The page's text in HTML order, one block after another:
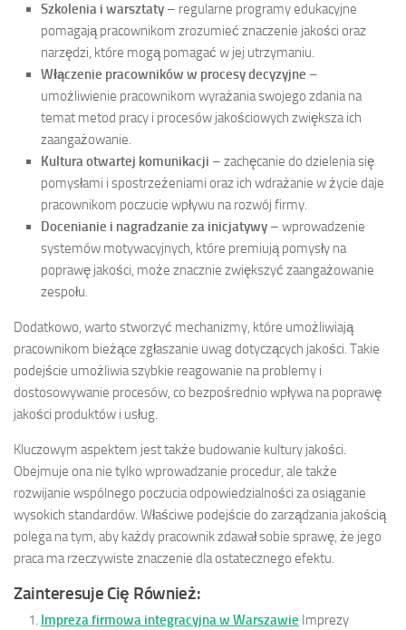
Szkolenia i warsztaty – regularne programy edukacyjne
pomagają pracownikom zrozumieć znaczenie jakości oraz
narzędzi, które mogą pomagać w jej utrzymaniu.
Włączenie pracowników w procesy decyzyjne –
umożliwienie pracownikom wyrażania swojego zdania na
temat metod pracy i procesów jakościowych zwiększa ich
zaangażowanie.
Kultura otwartej komunikacji – zachęcanie do dzielenia się
pomysłami i spostrzeżeniami oraz ich wdrażanie w życie daje
pracownikom poczucie wpływu na rozwój firmy.
Docenianie i nagradzanie za inicjatywy – wprowadzenie
systemów motywacyjnych, które premiują pomysły na
poprawę jakości, może znacznie zwiększyć zaangażowanie
zespołu.
Dodatkowo, warto stworzyć mechanizmy, które umożliwiają
pracownikom bieżące zgłaszanie uwag dotyczących jakości. Takie
podejście umożliwia szybkie reagowanie na problemy i
dostosowywanie procesów, co bezpośrednio wpływa na poprawę
jakości produktów i usług.
Kluczowym aspektem jest także budowanie kultury jakości.
Obejmuje ona nie tylko wprowadzanie procedur, ale także
rozwijanie wspólnego poczucia odpowiedzialności za osiąganie
wysokich standardów. Właściwe podejście do zarządzania jakością
polega na tym, aby każdy pracownik zdawał sobie sprawę, że jego
praca ma rzeczywiste znaczenie dla ostatecznego efektu.
Zainteresuje Cię Również:
Impreza firmowa integracyjna w Warszawie Imprezy